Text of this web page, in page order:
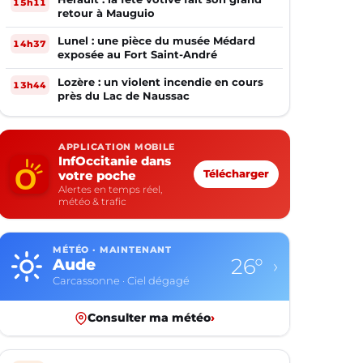
retour à Mauguio
14h37
Lunel : une pièce du musée Médard
exposée au Fort Saint-André
13h44
Lozère : un violent incendie en cours
près du Lac de Naussac
APPLICATION MOBILE
InfOccitanie dans
votre poche
Alertes en temps réel,
météo & trafic
Télécharger
MÉTÉO · MAINTENANT
Aude
Carcassonne · Ciel dégagé
26° ›
Consulter ma météo›